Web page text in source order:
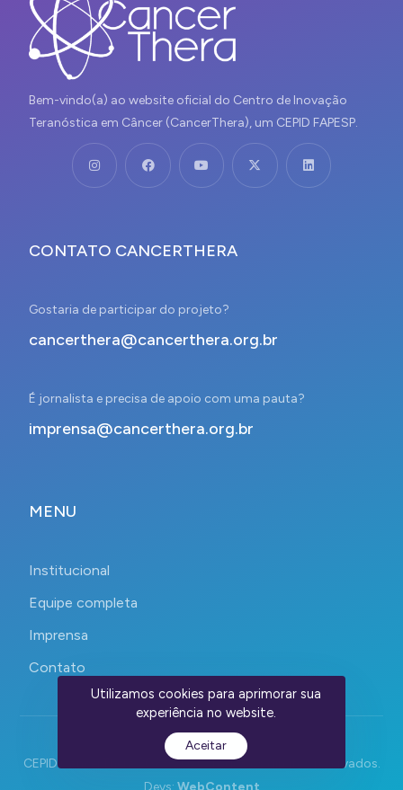
Bem-vindo(a) ao website oficial do Centro de Inovação
Teranóstica em Câncer (CancerThera), um CEPID FAPESP.
CONTATO CANCERTHERA
Gostaria de participar do projeto?
cancerthera@cancerthera.org.br
É jornalista e precisa de apoio com uma pauta?
imprensa@cancerthera.org.br
MENU
Institucional
Equipe completa
Imprensa
Contato
CEPID CancerThera 2023-2026. Todos os direitos reservados.
Devs: WebContent
Utilizamos cookies para aprimorar sua
experiência no website.
Aceitar